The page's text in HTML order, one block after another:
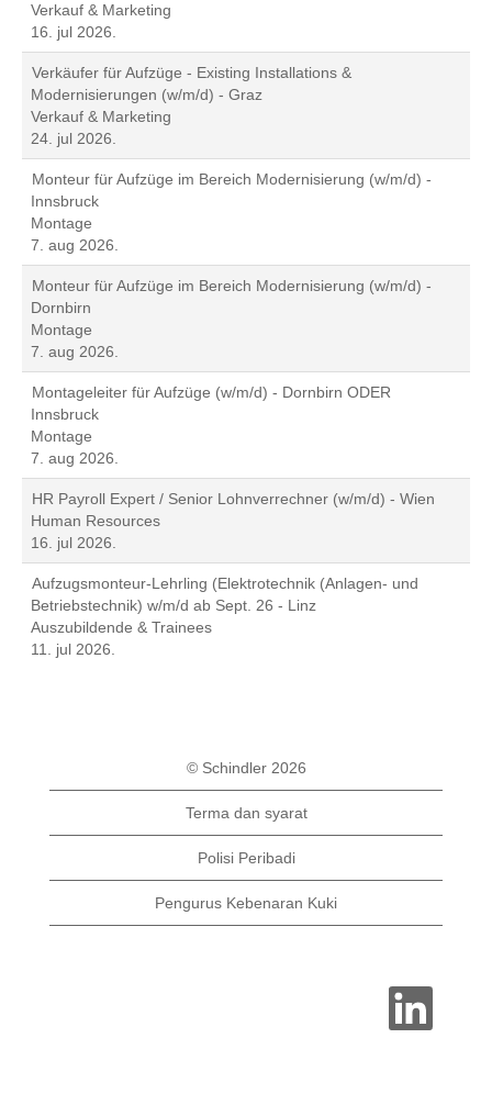
Verkauf & Marketing
16. jul 2026.
Verkäufer für Aufzüge - Existing Installations &
Modernisierungen (w/m/d) - Graz
Verkauf & Marketing
24. jul 2026.
Monteur für Aufzüge im Bereich Modernisierung (w/m/d) -
Innsbruck
Montage
7. aug 2026.
Monteur für Aufzüge im Bereich Modernisierung (w/m/d) -
Dornbirn
Montage
7. aug 2026.
Montageleiter für Aufzüge (w/m/d) - Dornbirn ODER
Innsbruck
Montage
7. aug 2026.
HR Payroll Expert / Senior Lohnverrechner (w/m/d) - Wien
Human Resources
16. jul 2026.
Aufzugsmonteur-Lehrling (Elektrotechnik (Anlagen- und
Betriebstechnik) w/m/d ab Sept. 26 - Linz
Auszubildende & Trainees
11. jul 2026.
© Schindler 2026
Terma dan syarat
Polisi Peribadi
Pengurus Kebenaran Kuki
B
a